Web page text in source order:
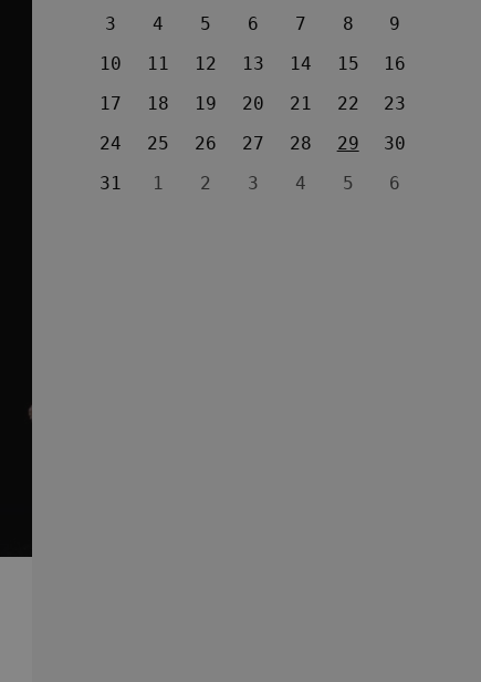
3
4 5 6 7 8
9
10
11 12 13 14 15
16
17
18 19 20 21 22
23
24
25 26 27 28 29
30
31
1 2 3 4 5 6